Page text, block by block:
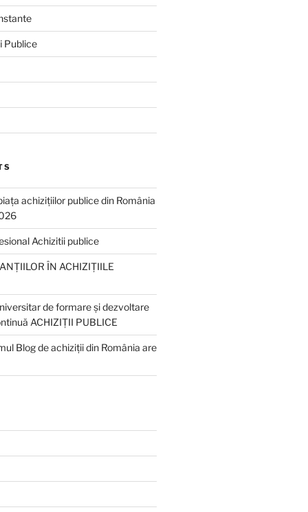
Publice
achizițiilor publice din România
Achizitii publice
ÎN ACHIZIȚIILE
de formare și dezvoltare
ACHIZIȚII PUBLICE
Blog de achiziții din România are